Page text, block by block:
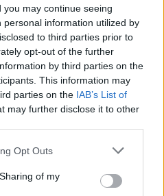
may continue seeing
information utilized by
to third parties prior to
opt-out of the further
by third parties on the
This information may
parties on the IAB’s List of
may further disclose it to other
Opt Outs
of my